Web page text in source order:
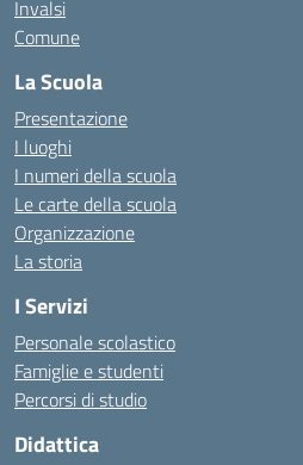
Invalsi
Comune
La Scuola
Presentazione
I luoghi
I numeri della scuola
Le carte della scuola
Organizzazione
La storia
I Servizi
Personale scolastico
Famiglie e studenti
Percorsi di studio
Didattica